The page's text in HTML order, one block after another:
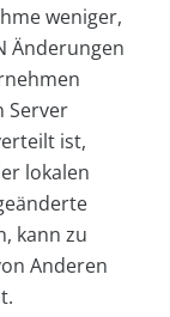
weniger,
Änderungen
Server
ist,
lokalen
kann zu
Anderen